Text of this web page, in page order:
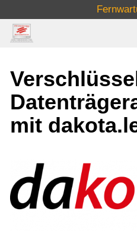
Pflege
Medizin
Lösungen
mit